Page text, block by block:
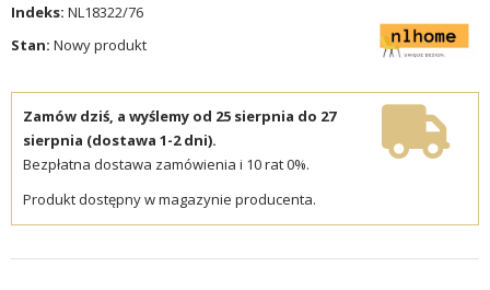
Indeks: NL18322/76
Stan: Nowy produkt
Zamów dziś, a wyślemy od 25 sierpnia do 27
sierpnia (dostawa 1-2 dni).
Bezpłatna dostawa zamówienia i 10 rat 0%.
Produkt dostępny w magazynie producenta.